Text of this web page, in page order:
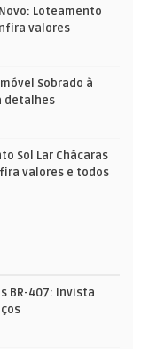
Loteamento
valores
Sobrado à
detalhes
Sol Lar Chácaras
valores e todos
BR-407: Invista